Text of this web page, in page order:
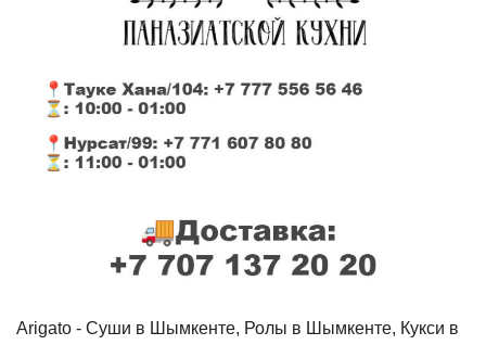
Arigato - Cуши в Шымкенте, Ролы в Шымкенте, Кукси в